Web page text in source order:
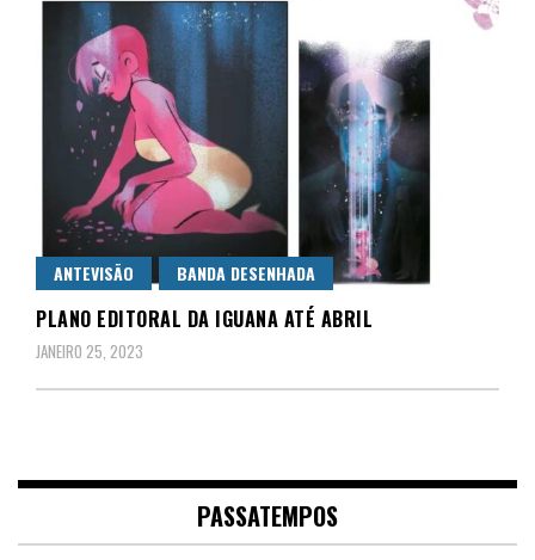
ANTEVISÃO BANDA DESENHADA
PLANO EDITORAL DA IGUANA ATÉ ABRIL
JANEIRO 25, 2023
PASSATEMPOS